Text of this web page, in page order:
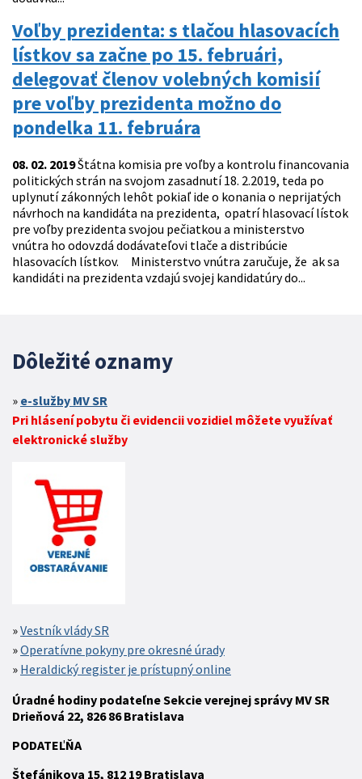
Voľby prezidenta: s tlačou hlasovacích
lístkov sa začne po 15. februári,
delegovať členov volebných komisií
pre voľby prezidenta možno do
pondelka 11. februára
08. 02. 2019Štátna komisia pre voľby a kontrolu financovania
politických strán na svojom zasadnutí 18. 2.2019, teda po
uplynutí zákonných lehôt pokiaľ ide o konania o neprijatých
návrhoch na kandidáta na prezidenta, opatrí hlasovací lístok
pre voľby prezidenta svojou pečiatkou a ministerstvo
vnútra ho odovzdá dodávateľovi tlače a distribúcie
hlasovacích lístkov. Ministerstvo vnútra zaručuje, že ak sa
kandidáti na prezidenta vzdajú svojej kandidatúry do...
Dôležité oznamy
e-služby MV SR
Pri hlásení pobytu či evidencii vozidiel môžete využívať
elektronické služby
Vestník vlády SR
Operatívne pokyny pre okresné úrady
Heraldický register je prístupný online
Úradné hodiny podateľne Sekcie verejnej správy MV SR
Drieňová 22, 826 86 Bratislava
PODATEĽŇA
Štefánikova 15, 812 19Bratislava